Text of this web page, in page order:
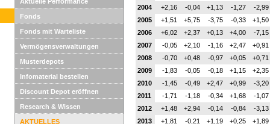
Fonds
Fonds mit Warteliste
Vermögensverwaltungen
Musterdepots
Infomaterial bestellen
Discount Depot eröffnen
Research & Wissen
AKTUELLES
2004
+2,16 -0,04 +1,13 -1,27
-2,99
2005
+1,51 +5,75 -3,75 -0,33
+1,50
2006
+6,02 +2,37 +0,13 +4,00
-7,15
2007
-0,05 +2,10 -1,16 +2,47
+0,91
2008
-0,70 +0,48 -0,97 +0,05
+0,71
2009
-1,83 -0,05 -0,18 +1,15
+2,35
2010
-1,45 -0,49 +2,47 +0,99
-3,20
2011
-1,71 -1,18 -0,34 +1,68
-1,07
2012
+1,48 +2,94 -0,14 -0,84
-3,13
2013
+1,81 -0,21 +1,19 +0,25
+1,89